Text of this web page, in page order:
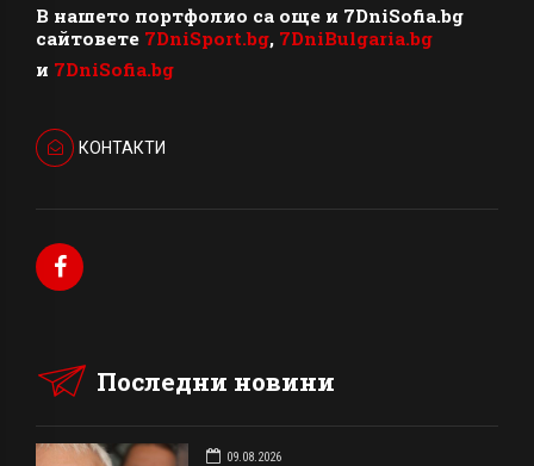
В нашето портфолио са още и 7DniSofia.bg
сайтовете 7DniSport.bg, 7DniBulgaria.bg
и 7DniSofia.bg
КОНТАКТИ
Последни новини
09.08.2026